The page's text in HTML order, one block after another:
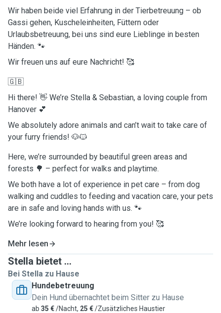
Wir haben beide viel Erfahrung in der Tierbetreuung – ob
Gassi gehen, Kuscheleinheiten, Füttern oder
Urlaubsbetreuung, bei uns sind eure Lieblinge in besten
Händen. 🐾
Wir freuen uns auf eure Nachricht! 🥰
🇬🇧
Hi there! 👋 We’re Stella & Sebastian, a loving couple from
Hanover 💕
We absolutely adore animals and can’t wait to take care of
your furry friends! 🐶🐱
Here, we’re surrounded by beautiful green areas and
forests 🌳 – perfect for walks and playtime.
We both have a lot of experience in pet care – from dog
walking and cuddles to feeding and vacation care, your pets
are in safe and loving hands with us. 🐾
We’re looking forward to hearing from you! 🥰
Mehr lesen
Stella bietet ...
Bei Stella zu Hause
Hundebetreuung
Dein Hund übernachtet beim Sitter zu Hause
ab 35 €/Nacht, 25 €/Zusätzliches Haustier